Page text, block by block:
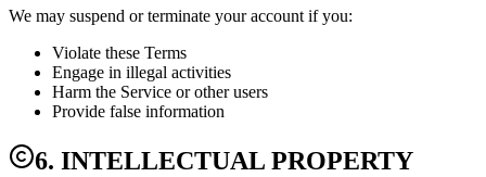
We may suspend or terminate your account if you:
Violate these Terms
Engage in illegal activities
Harm the Service or other users
Provide false information
6. INTELLECTUAL PROPERTY